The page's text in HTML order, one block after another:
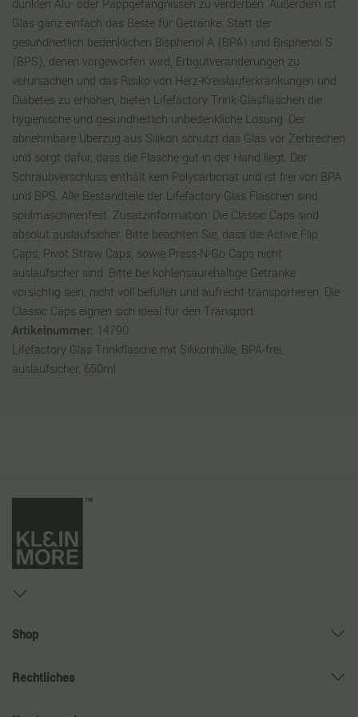
dunklen Alu- oder Pappgefängnissen zu verderben. Außerdem ist
Glas ganz einfach das Beste für Getränke. Statt der
gesundheitlich bedenklichen Bisphenol A (BPA) und Bisphenol S
(BPS), denen vorgeworfen wird, Erbgutveränderungen zu
verursachen und das Risiko von Herz-Kreislauferkrankungen und
Diabetes zu erhöhen, bieten Lifefactory Trink-Glasflaschen die
hygienische und gesundheitlich unbedenkliche Lösung. Der
abnehmbare Überzug aus Silikon schützt das Glas vor Zerbrechen
und sorgt dafür, dass die Flasche gut in der Hand liegt. Der
Schraubverschluss enthält kein Polycarbonat und ist frei von BPA
und BPS. Alle Bestandteile der Lifefactory Glas Flaschen sind
spülmaschinenfest. Zusatzinformation: Die Classic Caps sind
absolut auslaufsicher. Bitte beachten Sie, dass die Active Flip
Caps, Pivot Straw Caps, sowie Press-N-Go Caps nicht
auslaufsicher sind. Bitte bei kohlensäurehaltige Getränke
vorsichtig sein, nicht voll befüllen und aufrecht transportieren. Die
Classic Caps eignen sich ideal für den Transport.
Artikelnummer: 14790
Lifefactory Glas Trinkflasche mit Silikonhülle, BPA-frei,
auslaufsicher, 650ml
Shop
Rechtliches